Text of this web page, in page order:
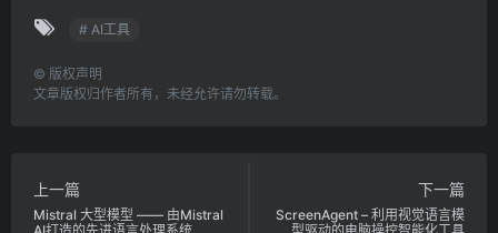
# AI工具
© 版权声明
文章版权归作者所有，未经允许请勿转载。
上一篇
Mistral 大型模型 —— 由Mistral
AI打造的先进语言处理系统
下一篇
ScreenAgent – 利用视觉语言模
型驱动的电脑操控智能化工具